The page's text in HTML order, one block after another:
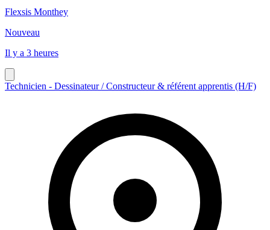
Flexsis Monthey
Nouveau
Il y a 3 heures
Technicien - Dessinateur / Constructeur & référent apprentis (H/F)